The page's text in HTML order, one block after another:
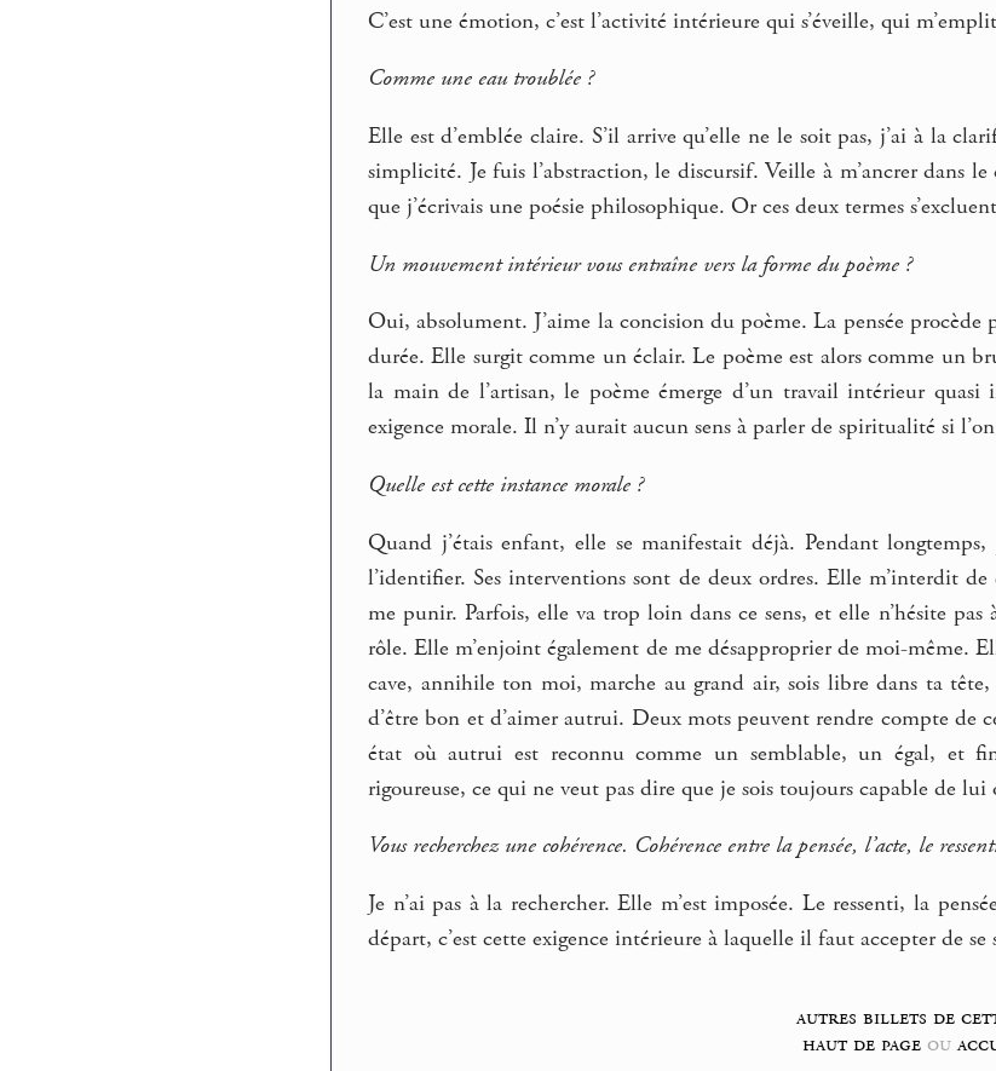
C’est une émotion, c’est l’activité intérieure qui s’éveille, qui
Comme une eau troublée ?
Elle est d’emblée claire. S’il arrive qu’elle ne le soit pas, j’ai à la
simplicité. Je fuis l’abstraction, le discursif. Veille à m’ancrer dans
que j’écrivais une poésie philosophique. Or ces deux termes
Un mouvement intérieur vous entraîne vers la forme du poème ?
Oui, absolument. J’aime la concision du poème. La pensée
durée. Elle surgit comme un éclair. Le poème est alors comme un
la main de l’artisan, le poème émerge d’un travail intérieur quasi
exigence morale. Il n’y aurait aucun sens à parler de spiritualité si
Quelle est cette instance morale ?
Quand j’étais enfant, elle se manifestait déjà. Pendant
l’identifier. Ses interventions sont de deux ordres. Elle m’interdit
me punir. Parfois, elle va trop loin dans ce sens, et elle n’hésite
rôle. Elle m’enjoint également de me désapproprier de moi-même.
cave, annihile ton moi, marche au grand air, sois libre dans ta
d’être bon et d’aimer autrui. Deux mots peuvent rendre compte de
état où autrui est reconnu comme un semblable, un égal, et
rigoureuse, ce qui ne veut pas dire que je sois toujours capable de lui
Vous recherchez une cohérence. Cohérence entre la pensée, l’acte, le
Je n’ai pas à la rechercher. Elle m’est imposée. Le ressenti, la
départ, c’est cette exigence intérieure à laquelle il faut accepter de se
autres billets de
haut de pageou